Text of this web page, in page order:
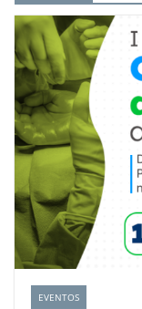
EVENTOS